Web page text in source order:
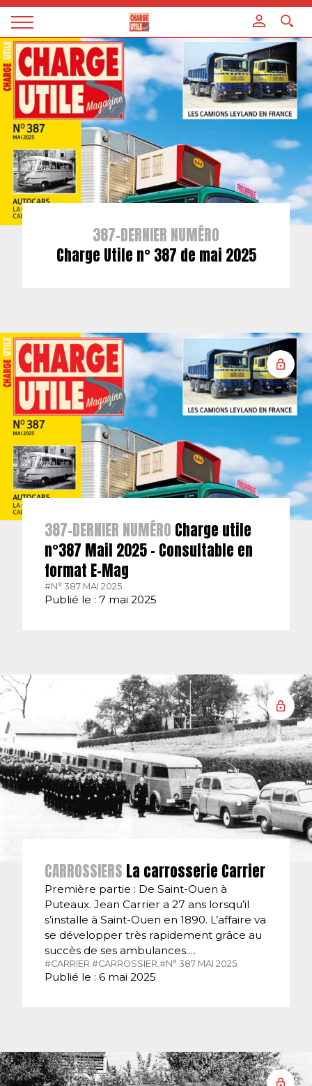
Magazine
Charge
utile
387-DERNIER NUMÉRO
Charge Utile n° 387 de mai 2025
387-DERNIER NUMÉRO Charge utile
n°387 Mail 2025 – Consultable en
format E-Mag
#N° 387 MAI 2025.
Publié le : 7 mai 2025
CARROSSIERS La carrosserie Carrier
Première partie : De Saint-Ouen à
Puteaux. Jean Carrier a 27 ans lorsqu’il
s’installe à Saint-Ouen en 1890. L’affaire va
se développer très rapidement grâce au
succès de ses ambulances.…
#CARRIER.#CARROSSIER.#N° 387 MAI 2025.
Publié le : 6 mai 2025
Panneau de gestion des cookies